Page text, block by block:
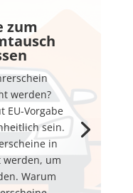
zum
werden?
EU-Vorgabe
sein.
in
werden, um
Warum